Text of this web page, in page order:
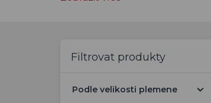
Filtrovat produkty
Podle velikosti plemene